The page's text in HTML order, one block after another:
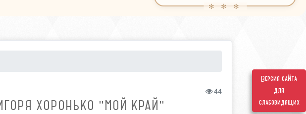
Версия сайта
для
слабовидящих
44
ХОРОНЬКО "МОЙ КРАЙ"